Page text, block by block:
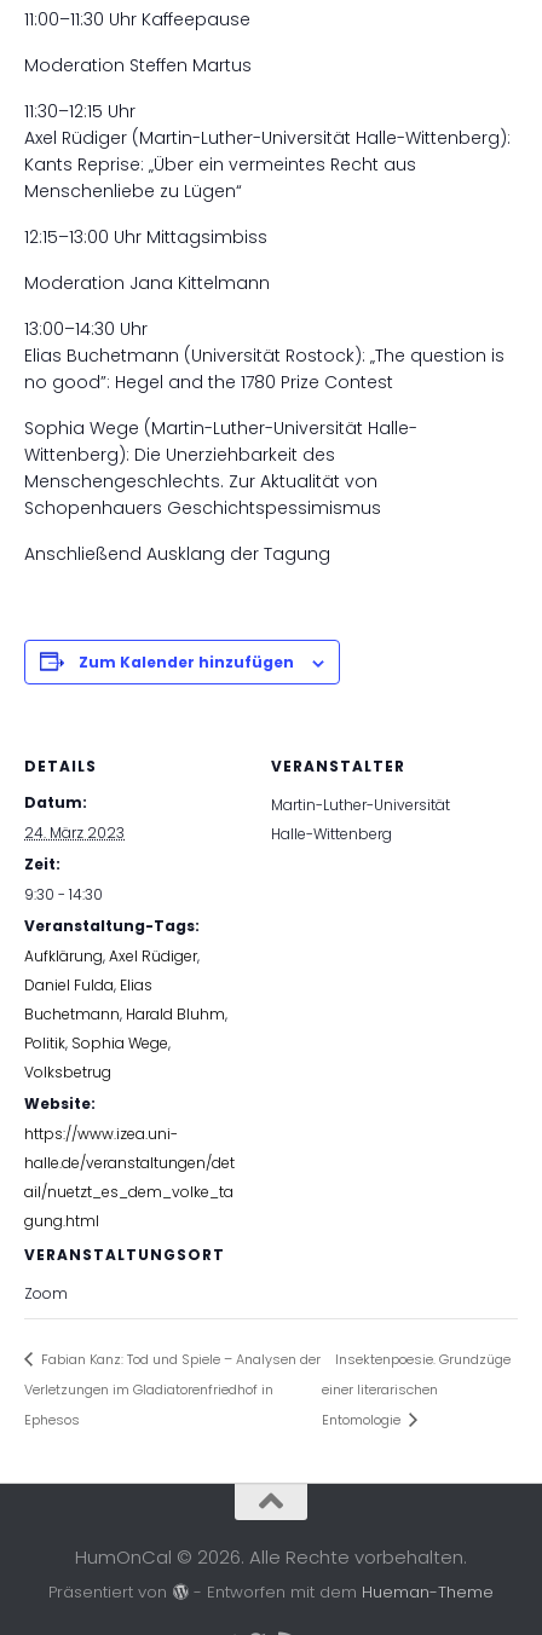
11:00–11:30 Uhr Kaffeepause
Moderation Steffen Martus
11:30–12:15 Uhr
Axel Rüdiger (Martin-Luther-Universität Halle-Wittenberg):
Kants Reprise: „Über ein vermeintes Recht aus
Menschenliebe zu Lügen“
12:15–13:00 Uhr Mittagsimbiss
Moderation Jana Kittelmann
13:00–14:30 Uhr
Elias Buchetmann (Universität Rostock): „The question is
no good”: Hegel and the 1780 Prize Contest
Sophia Wege (Martin-Luther-Universität Halle-
Wittenberg): Die Unerziehbarkeit des
Menschengeschlechts. Zur Aktualität von
Schopenhauers Geschichtspessimismus
Anschließend Ausklang der Tagung
Zum Kalender hinzufügen
DETAILS
Datum:
24. März 2023
Zeit:
9:30 - 14:30
Veranstaltung-Tags:
Aufklärung,Axel Rüdiger,
Daniel Fulda, Elias
Buchetmann, Harald Bluhm,
Politik, Sophia Wege,
Volksbetrug
Website:
https://www.izea.uni-
halle.de/veranstaltungen/det
ail/nuetzt_es_dem_volke_ta
gung.html
VERANSTALTUNGSORT
Zoom
VERANSTALTER
Martin-Luther-Universität
Halle-Wittenberg
Fabian Kanz: Tod und Spiele – Analysen der
Verletzungen im Gladiatorenfriedhof in
Ephesos
Insektenpoesie. Grundzüge
einer literarischen
Entomologie
HumOnCal © 2026. Alle Rechte vorbehalten.
Präsentiert von - Entworfen mit dem Hueman-Theme